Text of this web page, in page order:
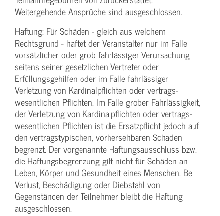
Weitergehende Ansprüche sind ausgeschlossen.
Haftung: Für Schäden - gleich aus welchem
Rechtsgrund - haftet der Veranstalter nur im Falle
vorsätzlicher oder grob fahrlässiger Verursachung
seitens seiner gesetzlichen Vertreter oder
Erfüllungsgehilfen oder im Falle fahrlässiger
Verletzung von Kardinalpflichten oder vertrags­
wesentlichen Pflichten. Im Falle grober Fahrlässigkeit,
der Verletzung von Kardinalpflichten oder vertrags­
wesentlichen Pflichten ist die Ersatzpflicht jedoch auf
den vertragstypischen, vorhersehbaren Schaden
begrenzt. Der vorgenannte Haftungs­ausschluss bzw.
die Haftungs­begrenzung gilt nicht für Schäden an
Leben, Körper und Gesundheit eines Menschen. Bei
Verlust, Beschädigung oder Diebstahl von
Gegenständen der Teilnehmer bleibt die Haftung
ausgeschlossen.